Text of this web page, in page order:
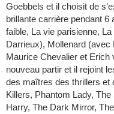
Goebbels et il choisit de
brillante carrière pendant
faible, La vie parisienne,
Darrieux), Mollenard
Maurice Chevalier et Erich
nouveau partir et il rejoint
des maîtres des thrillers et
Killers, Phantom Lady,
Harry, The Dark Mirror,